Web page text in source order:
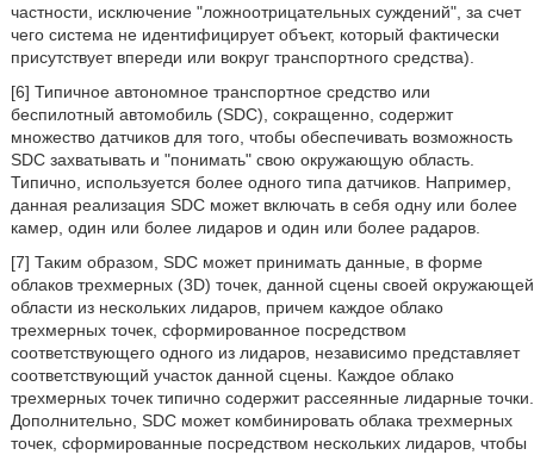
частности, исключение "ложноотрицательных суждений", за счет
чего система не идентифицирует объект, который фактически
присутствует впереди или вокруг транспортного средства).
[6] Типичное автономное транспортное средство или
беспилотный автомобиль (SDC), сокращенно, содержит
множество датчиков для того, чтобы обеспечивать возможность
SDC захватывать и "понимать" свою окружающую область.
Типично, используется более одного типа датчиков. Например,
данная реализация SDC может включать в себя одну или более
камер, один или более лидаров и один или более радаров.
[7] Таким образом, SDC может принимать данные, в форме
облаков трехмерных (3D) точек, данной сцены своей окружающей
области из нескольких лидаров, причем каждое облако
трехмерных точек, сформированное посредством
соответствующего одного из лидаров, независимо представляет
соответствующий участок данной сцены. Каждое облако
трехмерных точек типично содержит рассеянные лидарные точки.
Дополнительно, SDC может комбинировать облака трехмерных
точек, сформированные посредством нескольких лидаров, чтобы